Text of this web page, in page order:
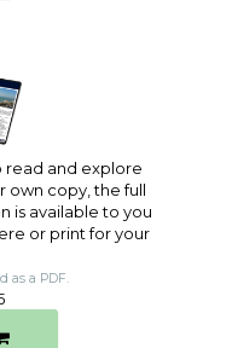
read and explore
own copy, the full
is available to you
or print for your
as a PDF.